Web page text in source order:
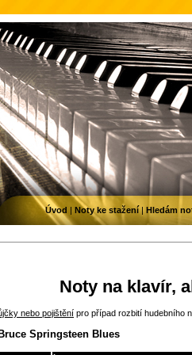
Noty na klavír,
nebo pojištění pro případ rozbití hudebního
Springsteen Blues
Úvod | Noty ke stažení| Hledám